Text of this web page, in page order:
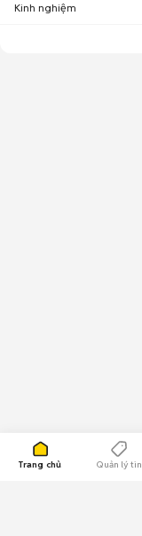
Trang chủ Quản lý tin
Kinh nghiệm